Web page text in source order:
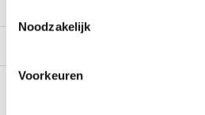
Noodzakelijk
Voorkeuren